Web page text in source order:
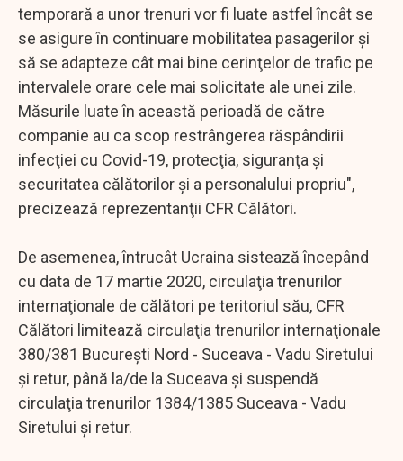
temporară a unor trenuri vor fi luate astfel încât se
se asigure în continuare mobilitatea pasagerilor şi
să se adapteze cât mai bine cerinţelor de trafic pe
intervalele orare cele mai solicitate ale unei zile.
Măsurile luate în această perioadă de către
companie au ca scop restrângerea răspândirii
infecţiei cu Covid-19, protecţia, siguranţa şi
securitatea călătorilor şi a personalului propriu",
precizează reprezentanţii CFR Călători.
De asemenea, întrucât Ucraina sistează începând
cu data de 17 martie 2020, circulaţia trenurilor
internaţionale de călători pe teritoriul său, CFR
Călători limitează circulaţia trenurilor internaţionale
380/381 Bucureşti Nord - Suceava - Vadu Siretului
şi retur, până la/de la Suceava şi suspendă
circulaţia trenurilor 1384/1385 Suceava - Vadu
Siretului şi retur.